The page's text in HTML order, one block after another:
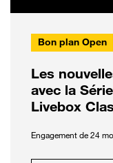
Bon plan Open
Les
avec la
Livebox
Engagement de 24